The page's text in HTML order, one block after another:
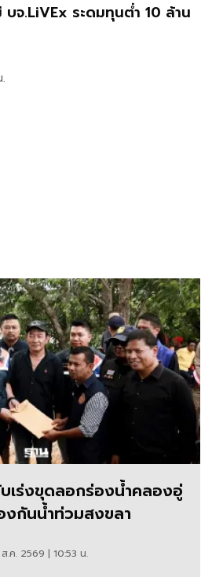
จ.LiVEx ระดมทุนต่ำ 10 ล้าน
เร่งขุดลอกร่องน้ำคลองอู่
งกันน้ำท่วมสงขลา
.ค. 2569 | 10:53 น.